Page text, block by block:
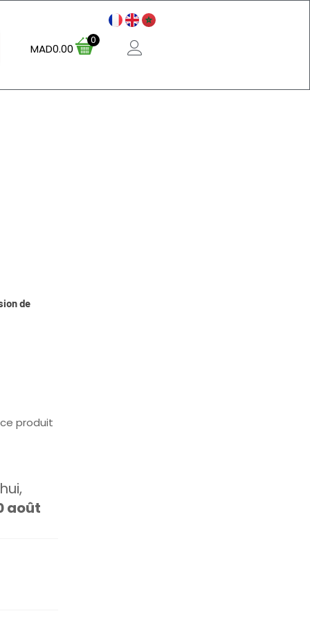
MAD0.00
0
de
produit
août